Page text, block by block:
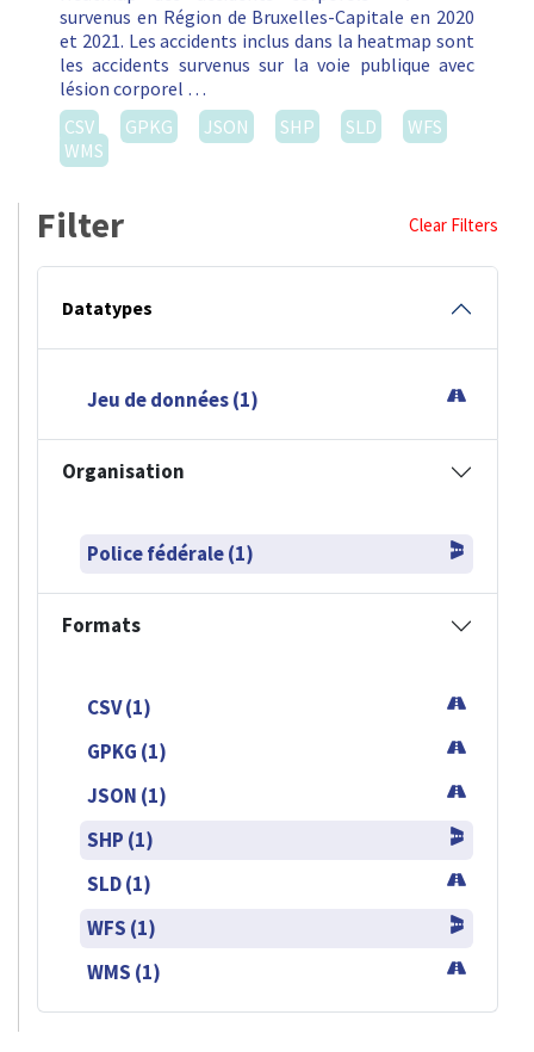
survenus en Région de Bruxelles-Capitale en 2020
et 2021. Les accidents inclus dans la heatmap sont
les accidents survenus sur la voie publique avec
lésion corporel …
CSV
GPKG JSON SHP SLD
WFS
WMS
Filter Clear Filters
Datatypes
Jeu de données (1)
Organisation
Police fédérale (1)
Formats
CSV (1)
GPKG (1)
JSON (1)
SHP (1)
SLD (1)
WFS (1)
WMS (1)